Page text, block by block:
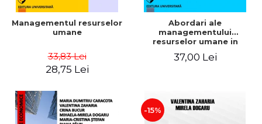
Managementul resurselor
umane
33,83 Lei
28,75 Lei
Abordari ale
managementului
resurselor umane in
37,00 Lei
-15%